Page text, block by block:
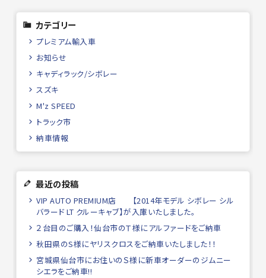
カテゴリー
プレミアム輸入車
お知らせ
キャディラック/シボレー
スズキ
M'z SPEED
トラック市
納車情報
最近の投稿
VIP AUTO PREMIUM店 【2014年モデル シボレー シル
バラード LT クルーキャブ】が入庫いたしました。
２台目のご購入！仙台市のＴ様にアルファードをご納車
秋田県のS様にヤリスクロスをご納車いたしました！！
宮城県仙台市にお住いのＳ様に新車オーダーのジムニー
シエラをご納車!!